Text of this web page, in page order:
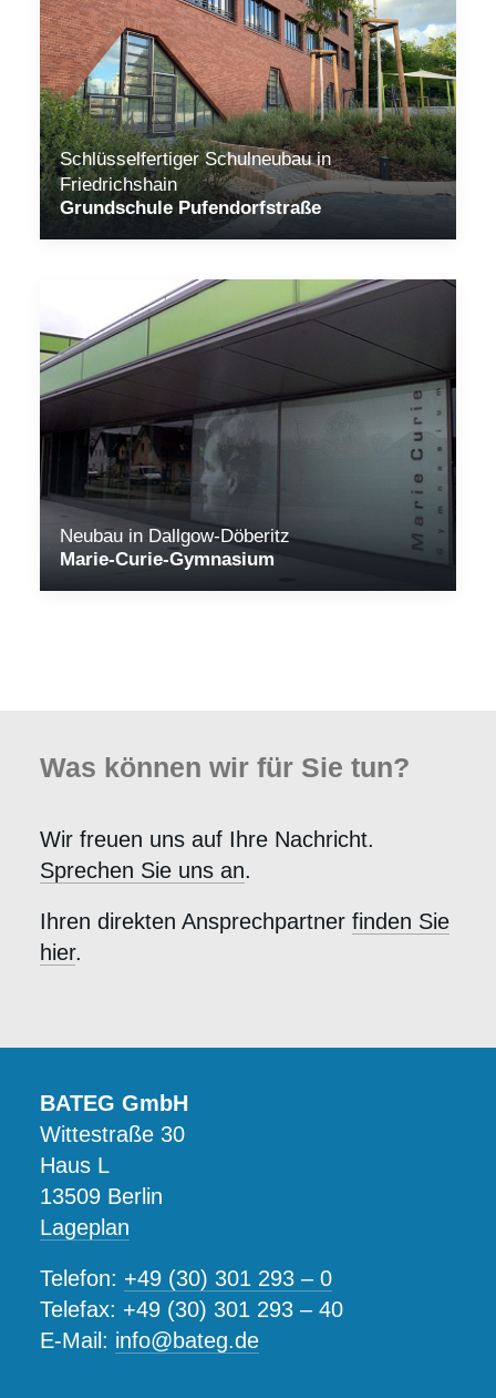
Schlüsselfertiger Schulneubau in
Friedrichshain
Grundschule Pufendorfstraße
Neubau in Dallgow-Döberitz
Marie-Curie-Gymnasium
Was können wir für Sie tun?
Wir freuen uns auf Ihre Nachricht.
Sprechen Sie uns an.
Ihren direkten Ansprechpartner finden Sie
hier.
BATEG GmbH
Wittestraße 30
Haus L
13509 Berlin
Lageplan
Telefon: +49 (30) 301 293 – 0
Telefax: +49 (30) 301 293 – 40
E-Mail: info@bateg.de